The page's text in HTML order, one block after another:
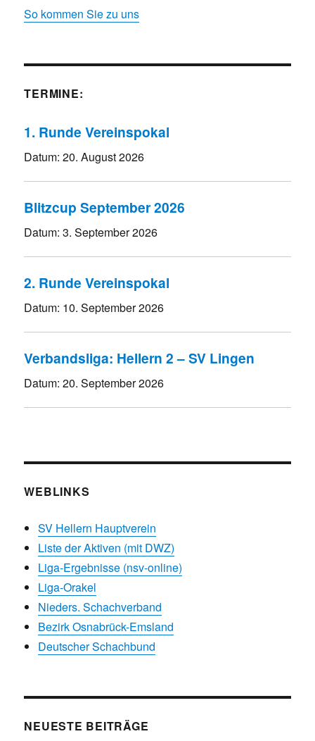
So kommen Sie zu uns
TERMINE:
1. Runde Vereinspokal
Datum:20. August 2026
Blitzcup September 2026
Datum:3. September 2026
2. Runde Vereinspokal
Datum: 10. September 2026
Verbandsliga: Hellern 2 – SV Lingen
Datum:20. September 2026
WEBLINKS
SV Hellern Hauptverein
Liste der Aktiven (mit DWZ)
Liga-Ergebnisse (nsv-online)
Liga-Orakel
Nieders. Schachverband
Bezirk Osnabrück-Emsland
Deutscher Schachbund
NEUESTE BEITRÄGE